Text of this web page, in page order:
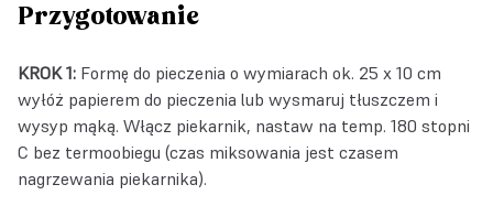
Przygotowanie
KROK 1: Formę do pieczenia o wymiarach ok. 25 x 10 cm
wyłóż papierem do pieczenia lub wysmaruj tłuszczem i
wysyp mąką. Włącz piekarnik, nastaw na temp. 180 stopni
C bez termoobiegu (czas miksowania jest czasem
nagrzewania piekarnika).